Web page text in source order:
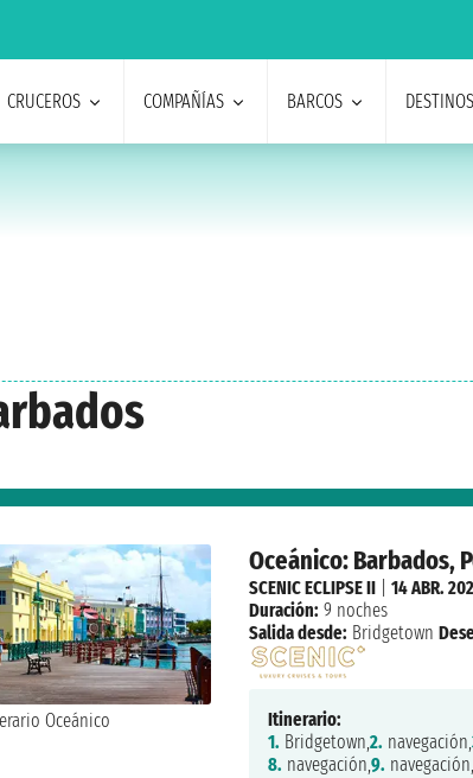
CRUCEROS COMPAÑÍAS BARCOS DESTINOS
Oceánico: Barbados,
SCENIC ECLIPSE II |14 ABR.
Duración: 9 noches
Salida desde: Bridgetown
Itinerario:
1. Bridgetown,2. navegación,
8. navegación,9.